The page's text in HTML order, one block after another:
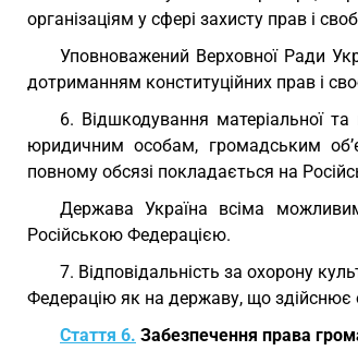
організаціям у сфері захисту прав і
Уповноважений Верховної Ради
дотриманням конституційних прав і
6. Відшкодування матеріальної та
юридичним особам, громадським
повному обсязі покладається на
Держава Україна всіма
Російською Федерацією.
7. Відповідальність за охорону
Федерацію як на державу, що здійснює
Стаття 6. Забезпечення права